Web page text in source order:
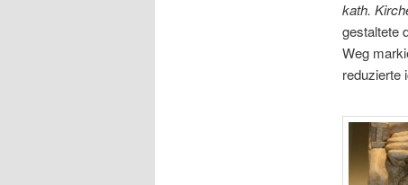
kath.
gestaltete
Weg
reduzierte